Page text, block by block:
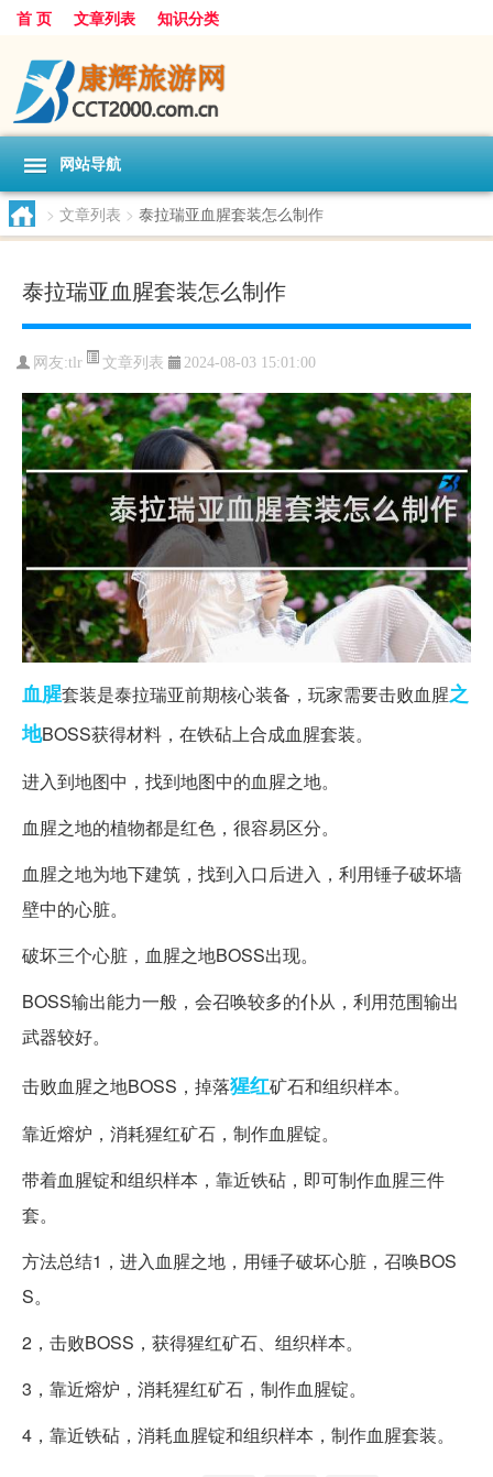
首 页 文章列表 知识分类
网站导航
> 文章列表 > 泰拉瑞亚血腥套装怎么制作
泰拉瑞亚血腥套装怎么制作
网友:tlr 文章列表 2024-08-03 15:01:00
血腥套装是泰拉瑞亚前期核心装备，玩家需要击败血腥之
地BOSS获得材料，在铁砧上合成血腥套装。
进入到地图中，找到地图中的血腥之地。
血腥之地的植物都是红色，很容易区分。
血腥之地为地下建筑，找到入口后进入，利用锤子破坏墙
壁中的心脏。
破坏三个心脏，血腥之地BOSS出现。
BOSS输出能力一般，会召唤较多的仆从，利用范围输出
武器较好。
击败血腥之地BOSS，掉落猩红矿石和组织样本。
靠近熔炉，消耗猩红矿石，制作血腥锭。
带着血腥锭和组织样本，靠近铁砧，即可制作血腥三件
套。
方法总结1，进入血腥之地，用锤子破坏心脏，召唤BOS
S。
2，击败BOSS，获得猩红矿石、组织样本。
3，靠近熔炉，消耗猩红矿石，制作血腥锭。
4，靠近铁砧，消耗血腥锭和组织样本，制作血腥套装。